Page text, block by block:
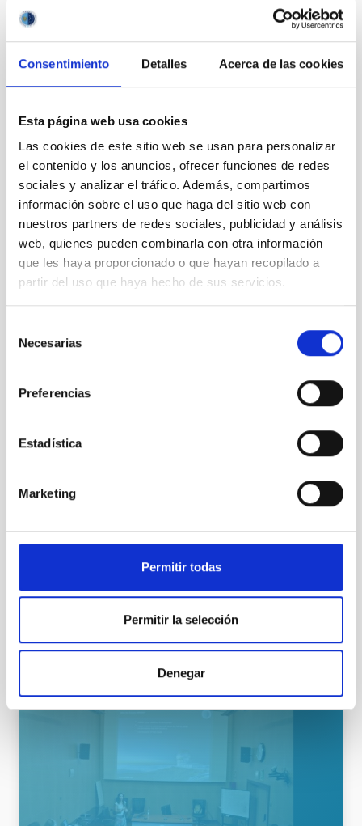
Consentimiento Detalles Acerca de las cookies
Esta página web usa cookies
Las cookies de este sitio web se usan para personalizar
el contenido y los anuncios, ofrecer funciones de redes
sociales y analizar el tráfico. Además, compartimos
información sobre el uso que haga del sitio web con
nuestros partners de redes sociales, publicidad y análisis
web, quienes pueden combinarla con otra información
que les haya proporcionado o que hayan recopilado a
partir del uso que haya hecho de sus servicios.
Necesarias
Preferencias
Estadística
Marketing
Permitir todas
Permitir la selección
Denegar
LT
Liverpool Telescope
TelescopioImagen EspectrógrafoPolarímetro
Nocturno Ø 200.00 cm
RedNocturnoØ 40.00 cm
NOTA DE PRENSA
ÁMBITO